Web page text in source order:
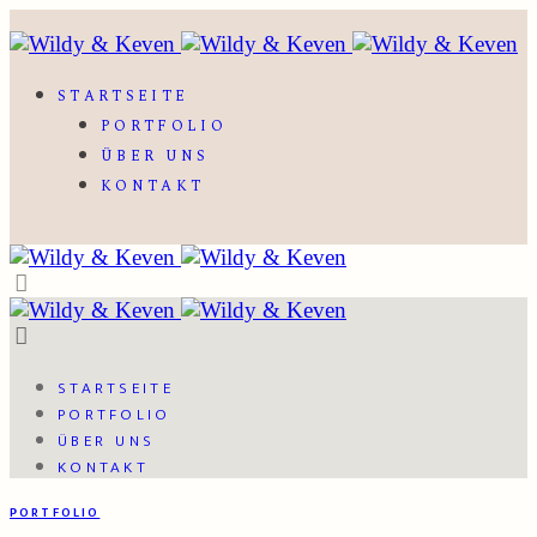
STARTSEITE
PORTFOLIO
ÜBER UNS
KONTAKT
STARTSEITE
PORTFOLIO
ÜBER UNS
KONTAKT
PORTFOLIO